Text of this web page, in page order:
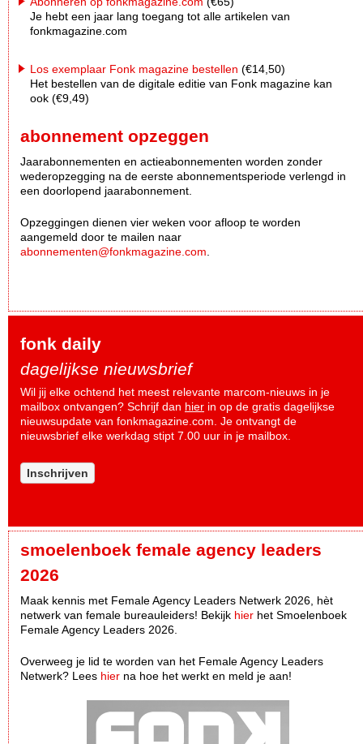
Je hebt een jaar lang toegang tot alle artikelen van
fonkmagazine.com
Los exemplaar Fonk magazine bestellen (€14,50)
Het bestellen van de digitale editie van Fonk magazine kan
ook (€9,49)
abonnement opzeggen
Jaarabonnementen en actieabonnementen worden zonder
wederopzegging na de eerste abonnementsperiode verlengd in
een doorlopend jaarabonnement.
Opzeggingen dienen vier weken voor afloop te worden
aangemeld door te mailen naar
abonnementen@fonkmagazine.com
fonk daily
dagelijkse nieuwsbrief
Wil jij elke ochtend het meest relevante marcom-nieuws in je
mailbox ontvangen? Schrijf dan hier in op de gratis dagelijkse
nieuwsupdate van fonkmagazine.com. Je ontvangt de
nieuwsbrief elke werkdag stipt 7.00 uur in je mailbox.
Inschrijven
smoelenboek female agency leaders
2026
Maak kennis met Female Agency Leaders Netwerk 2026, hèt
netwerk van female bureauleiders! Bekijk hier het Smoelenboek
Female Agency Leaders 2026.
Overweeg je lid te worden van het Female Agency Leaders
Netwerk? Lees hier na hoe het werkt en meld je aan!